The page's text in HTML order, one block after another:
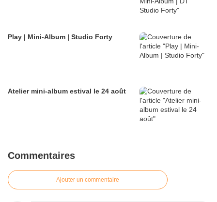
Play | Mini-Album | Studio Forty
Atelier mini-album estival le 24 août
Commentaires
Ajouter un commentaire